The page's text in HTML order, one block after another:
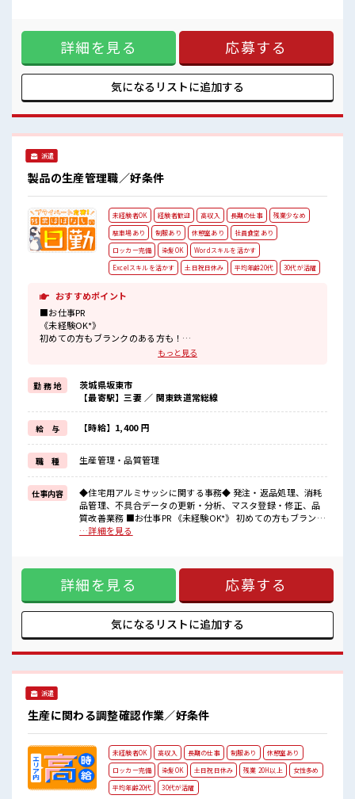
活気あふれる20代活躍中の職場です☆
なければOKです！ (規定有)≪動きやすい制服アリ≫ 制服があ
るので、 毎日の服装の悩み解消♪ ≪初めての仕事だけど自分
にもできそう≫ 新しいことにチャレンジするのは不安だけ
ど、 しっかり働く環境が整っています！ イチからスキルUP・
ステップUP目指していきましょう！ ■職場の雰囲気 一緒に働
く仲間ともなじみやすい少人数の職場☆ 髪型にこだわりのあ
の職場です☆
詳細を見る 応募する
気になるリストに追加する
派遣
製品の生産管理職／好条件
未経験者OK 経験者歓迎 高収入 長期の仕事
残業少なめ
駐車場あり
制服あり 休憩室あり
社員食堂あり
ロッカー完備
染髪OK
Wordスキルを活かす
Excelスキルを活かす
土日祝日休み 平均年齢20代 30代が活躍
おすすめポイント
■お仕事PR
《未経験OK*》
初めての方もブランクのある方も！
もちろん経験者も大カンゲイ★
ルUP・ステップUP目指していきましょう！
《土日祝がお休み*》
お休みが決まっているので先の予定もたてやすい！
残業も月10時間未満と少なめなのでプライベートも充実◎
《フォロー体制バッチリ*》
新しいことにチャレンジするのは不安だけど、
担当がしっかりサポートしてくれるので安心！
なにか困ったことがあればすぐに相談してくださいね♪
■職場の雰囲気
女性の方も多数活躍中☆
マイカー・自転車・バイク通勤OK！
もちろん近くに駐車場あります◎1食350円から頼めるおいしい食堂
もあり♪
もっと見る
勤 務 地
茨城県坂東市
【最寄駅】三妻 ／ 関東鉄道常総線
給 与 【時給】1,400 円
職 種 生産管理・品質管理
仕事内容
◆住宅用アルミサッシに関する事務◆ 発注・返品処理、消耗
品管理、不具合データの更新・分析、マスタ登録・修正、品
質改善業務 ■お仕事PR 《未経験OK*》 初めての方もブランク
のある方も！ もちろん経験者も大カンゲイ★ パソコンも触る
みが決まっているので先の予定もたてやすい！ 残業も月10時
間未満と少なめなのでプライベートも充実◎ 《フォロー体制
バッチリ*》 新しいことにチャレンジするのは不安だけど、
担当がしっかりサポートしてくれるので安心！ なにか困った
ことがあればすぐに相談してくださいね♪ ■職場の雰囲気 女
性の方も多数活躍中☆ 明るすぎたり奇抜すぎたりしなければ
車・バイク通勤OK！ もちろん近くに駐車場あります◎1食
350円から頼めるおいしい食堂もあり♪
…詳細を見る
詳細を見る 応募する
気になるリストに追加する
派遣
生産に関わる調整確認作業／好条件
未経験者OK 高収入 長期の仕事 制服あり
休憩室あり
ロッカー完備
染髪OK 土日祝日休み 残業 20H以上
女性多め
平均年齢20代
30代が活躍